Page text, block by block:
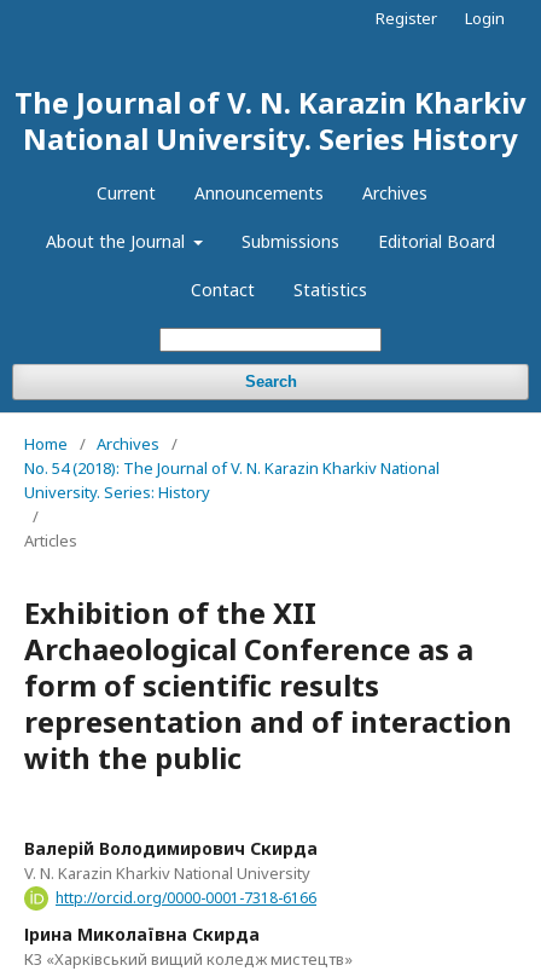
The Journal of V. N. Karazin Kharkiv
National University. Series History
Current Announcements Archives
About the Journal Submissions Editorial Board
Contact Statistics
Search
Register Login
Home / Archives
/
No. 54 (2018): The Journal of V. N. Karazin Kharkiv National
University. Series: History
/
Articles
Exhibition of the XII
Archaeological Conference as a
form of scientific results
representation and of interaction
with the public
Валерій Володимирович Скирда
V. N. Karazin Kharkiv National University
http://orcid.org/0000-0001-7318-6166
Ірина Миколаївна Скирда
КЗ «Харківський вищий коледж мистецтв»